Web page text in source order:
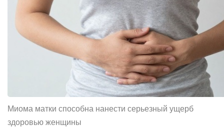
Миома матки способна нанести серьезный ущерб
здоровью женщины